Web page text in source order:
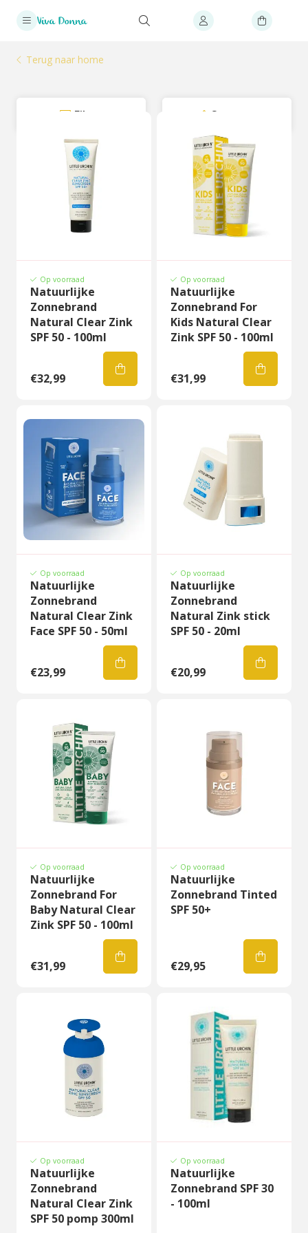
Terug naar home
Filter Sorteer
Op voorraad
Natuurlijke
Zonnebrand
Natural Clear Zink
SPF 50 - 100ml
€32,99
Op voorraad
Natuurlijke
Zonnebrand For
Kids Natural Clear
Zink SPF 50 - 100ml
€31,99
Op voorraad
Natuurlijke
Zonnebrand
Natural Clear Zink
Face SPF 50 - 50ml
€23,99
Op voorraad
Natuurlijke
Zonnebrand
Natural Zink stick
SPF 50 - 20ml
€20,99
Op voorraad
Natuurlijke
Zonnebrand For
Baby Natural Clear
Zink SPF 50 - 100ml
€31,99
Op voorraad
Natuurlijke
Zonnebrand Tinted
SPF 50+
€29,95
Op voorraad
Natuurlijke
Zonnebrand
Natural Clear Zink
SPF 50 pomp 300ml
Op voorraad
Natuurlijke
Zonnebrand SPF 30
- 100ml